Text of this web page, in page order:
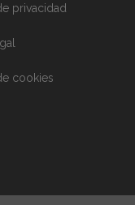
privacidad
cookies